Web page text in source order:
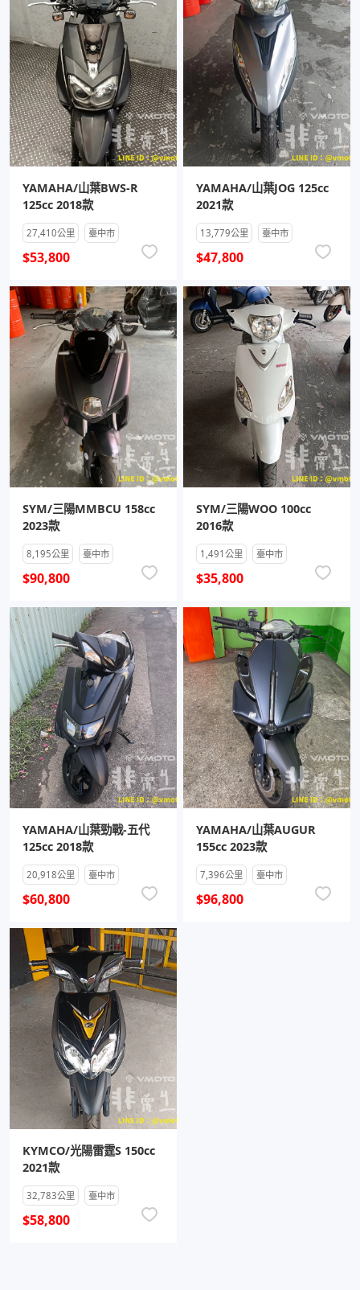
YAMAHA/山葉BWS-R
125cc 2018款
27,410公里 臺中市
$53,800
YAMAHA/山葉JOG 125cc
2021款
13,779公里 臺中市
$47,800
SYM/三陽MMBCU 158cc
2023款
8,195公里 臺中市
$90,800
SYM/三陽WOO 100cc
2016款
1,491公里 臺中市
$35,800
YAMAHA/山葉勁戰-五代
125cc 2018款
20,918公里 臺中市
$60,800
YAMAHA/山葉AUGUR
155cc 2023款
7,396公里 臺中市
$96,800
KYMCO/光陽雷霆S 150cc
2021款
32,783公里 臺中市
$58,800